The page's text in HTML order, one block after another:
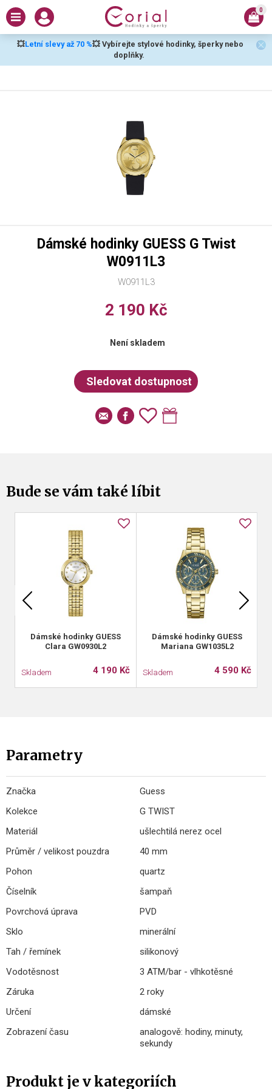
💥Letní slevy až 70 %💥 Vybírejte stylové hodinky, šperky nebo
doplňky.
0
W0911L3
Dámské hodinky GUESS G Twist
W0911L3
2 190 Kč
Není skladem
Bude se vám také líbit
Dámské hodinky GUESS
Clara GW0930L2
Skladem 4 190 Kč
Dámské hodinky GUESS
Mariana GW1035L2
Skladem 4 590 Kč
Parametry
Značka
Guess
Kolekce
G TWIST
Materiál
ušlechtilá nerez ocel
Průměr / velikost pouzdra
40 mm
Pohon
quartz
Číselník
šampaň
Povrchová úprava
PVD
Sklo
minerální
Tah / řemínek
silikonový
Vodotěsnost
3 ATM/bar - vlhkotěsné
Záruka
2 roky
Určení
dámské
Zobrazení času
analogově: hodiny, minuty,
sekundy
Produkt je v kategoriích